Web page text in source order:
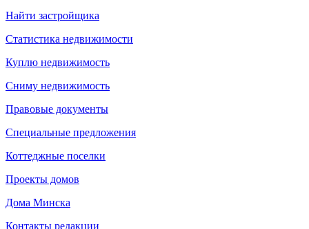
Найти застройщика
Статистика недвижимости
Куплю недвижимость
Сниму недвижимость
Правовые документы
Специальные предложения
Коттеджные поселки
Проекты домов
Дома Минска
Контакты редакции